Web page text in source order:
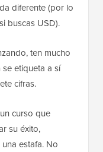
diferente (por lo
buscas USD).
ten mucho
etiqueta a sí
cifras.
curso que
su éxito,
estafa. No